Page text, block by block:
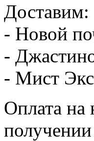
Доставим:
- Новой
-
- Мист
Оплата на